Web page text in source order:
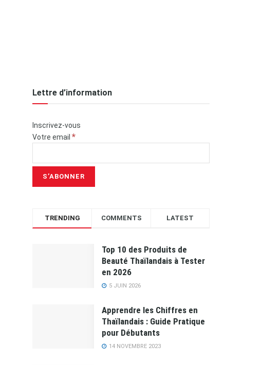
Lettre d’information
Inscrivez-vous
Votre email *
TRENDING COMMENTS LATEST
Top 10 des Produits de
Beauté Thaïlandais à Tester
en 2026
5 JUIN 2026
Apprendre les Chiffres en
Thaïlandais : Guide Pratique
pour Débutants
14 NOVEMBRE 2023